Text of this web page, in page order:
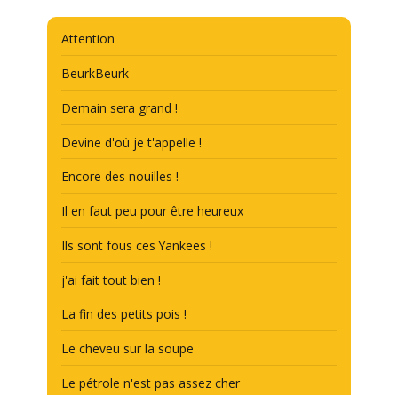
Attention
BeurkBeurk
Demain sera grand !
Devine d'où je t'appelle !
Encore des nouilles !
Il en faut peu pour être heureux
Ils sont fous ces Yankees !
j'ai fait tout bien !
La fin des petits pois !
Le cheveu sur la soupe
Le pétrole n'est pas assez cher